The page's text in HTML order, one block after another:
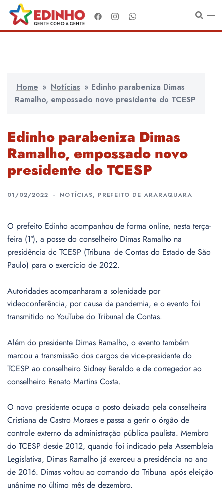
para
o
Home » Notícias » Edinho parabeniza Dimas
Ramalho, empossado novo presidente do TCESP
Edinho parabeniza Dimas
Ramalho, empossado novo
presidente do TCESP
01/02/2022 NOTÍCIAS, PREFEITO DE ARARAQUARA
O prefeito Edinho acompanhou de forma online, nesta terça-
feira (1º), a posse do conselheiro Dimas Ramalho na
presidência do TCESP (Tribunal de Contas do Estado de São
Paulo) para o exercício de 2022.
Autoridades acompanharam a solenidade por
videoconferência, por causa da pandemia, e o evento foi
transmitido no YouTube do Tribunal de Contas.
Além do presidente Dimas Ramalho, o evento também
marcou a transmissão dos cargos de vice-presidente do
TCESP ao conselheiro Sidney Beraldo e de corregedor ao
conselheiro Renato Martins Costa.
O novo presidente ocupa o posto deixado pela conselheira
Cristiana de Castro Moraes e passa a gerir o órgão de
controle externo da administração pública paulista. Membro
do TCESP desde 2012, quando foi indicado pela Assembleia
Legislativa, Dimas Ramalho já exerceu a presidência no ano
de 2016. Dimas voltou ao comando do Tribunal após eleição
unânime no último mês de dezembro.